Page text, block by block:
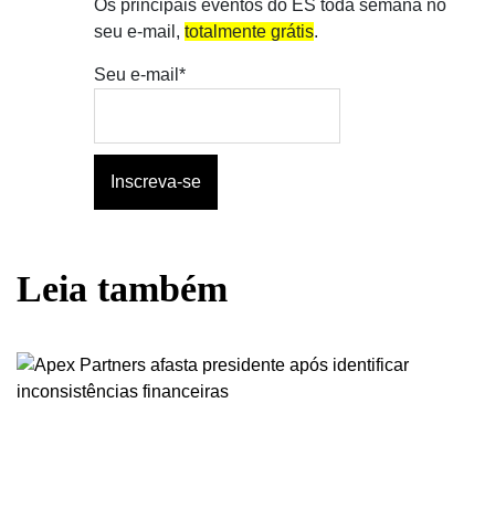
Os principais eventos do ES toda semana no
seu e-mail, totalmente grátis.
Seu e-mail*
Leia também